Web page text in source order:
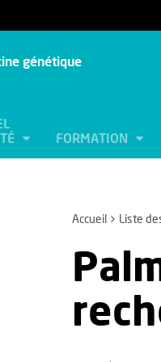
génétique
FORMATION
Accueil Liste